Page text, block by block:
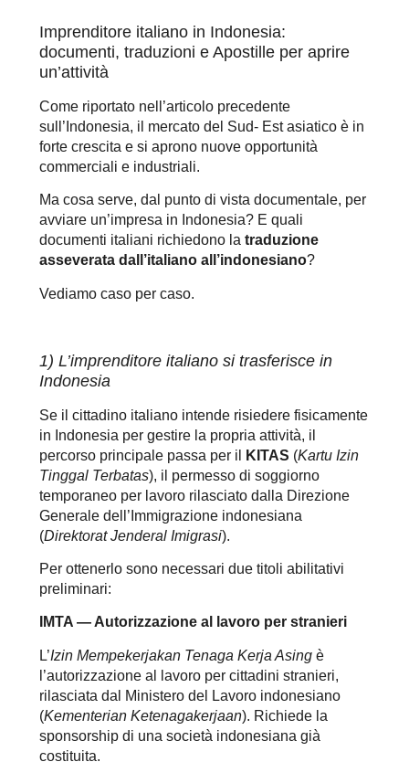
Imprenditore italiano in Indonesia:
documenti, traduzioni e Apostille per aprire
un’attività
Come riportato nell’articolo precedente
sull’Indonesia, il mercato del Sud- Est asiatico è in
forte crescita e si aprono nuove opportunità
commerciali e industriali.
Ma cosa serve, dal punto di vista documentale, per
avviare un’impresa in Indonesia? E quali
documenti italiani richiedono la traduzione
asseveratadall’italiano all’indonesiano?
Vediamo caso per caso.
1) L’imprenditore italiano si trasferisce in
Indonesia
Se il cittadino italiano intende risiedere fisicamente
in Indonesia per gestire la propria attività, il
percorso principale passa per il
KITAS (Kartu Izin
Tinggal Terbatas), il permesso di soggiorno
temporaneo per lavoro rilasciato dalla Direzione
Generale dell’Immigrazione indonesiana
(Direktorat Jenderal Imigrasi).
Per ottenerlo sono necessari due titoli abilitativi
preliminari:
IMTA — Autorizzazione al lavoro per stranieri
L’Izin Mempekerjakan Tenaga Kerja Asingè
l’autorizzazione al lavoro per cittadini stranieri,
rilasciata dal Ministero del Lavoro indonesiano
(Kementerian Ketenagakerjaan). Richiede la
sponsorship di una società indonesiana già
costituita.